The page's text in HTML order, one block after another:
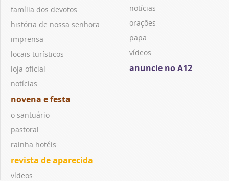
família dos devotos
história de nossa senhora
imprensa
locais turísticos
loja oficial
notícias
novena e festa
o santuário
pastoral
rainha hotéis
revista de aparecida
vídeos
notícias
orações
papa
vídeos
anuncie no A12